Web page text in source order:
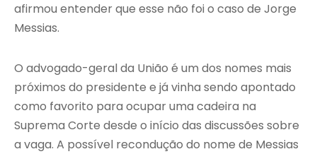
afirmou entender que esse não foi o caso de Jorge
Messias.
O advogado-geral da União é um dos nomes mais
próximos do presidente e já vinha sendo apontado
como favorito para ocupar uma cadeira na
Suprema Corte desde o início das discussões sobre
a vaga. A possível recondução do nome de Messias